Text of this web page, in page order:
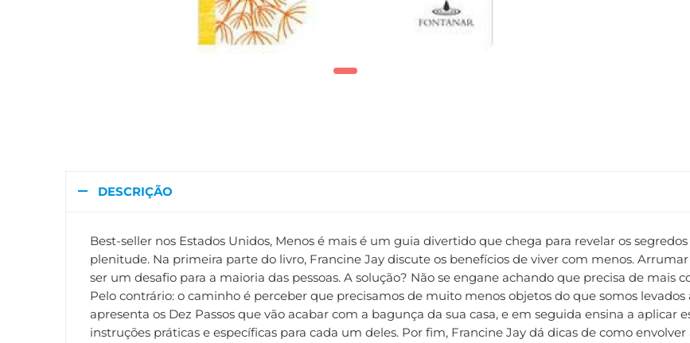
DESCRIÇÃO
Best-seller nos Estados Unidos, Menos é mais é um guia divertido que chega para revelar os
plenitude. Na primeira parte do livro, Francine Jay discute os benefícios de viver com menos.
ser um desafio para a maioria das pessoas. A solução? Não se engane achando que precisa de mais
Pelo contrário: o caminho é perceber que precisamos de muito menos objetos do que somos
apresenta os Dez Passos que vão acabar com a bagunça da sua casa, e em seguida ensina a aplicar
instruções práticas e específicas para cada um deles. Por fim, Francine Jay dá dicas de como